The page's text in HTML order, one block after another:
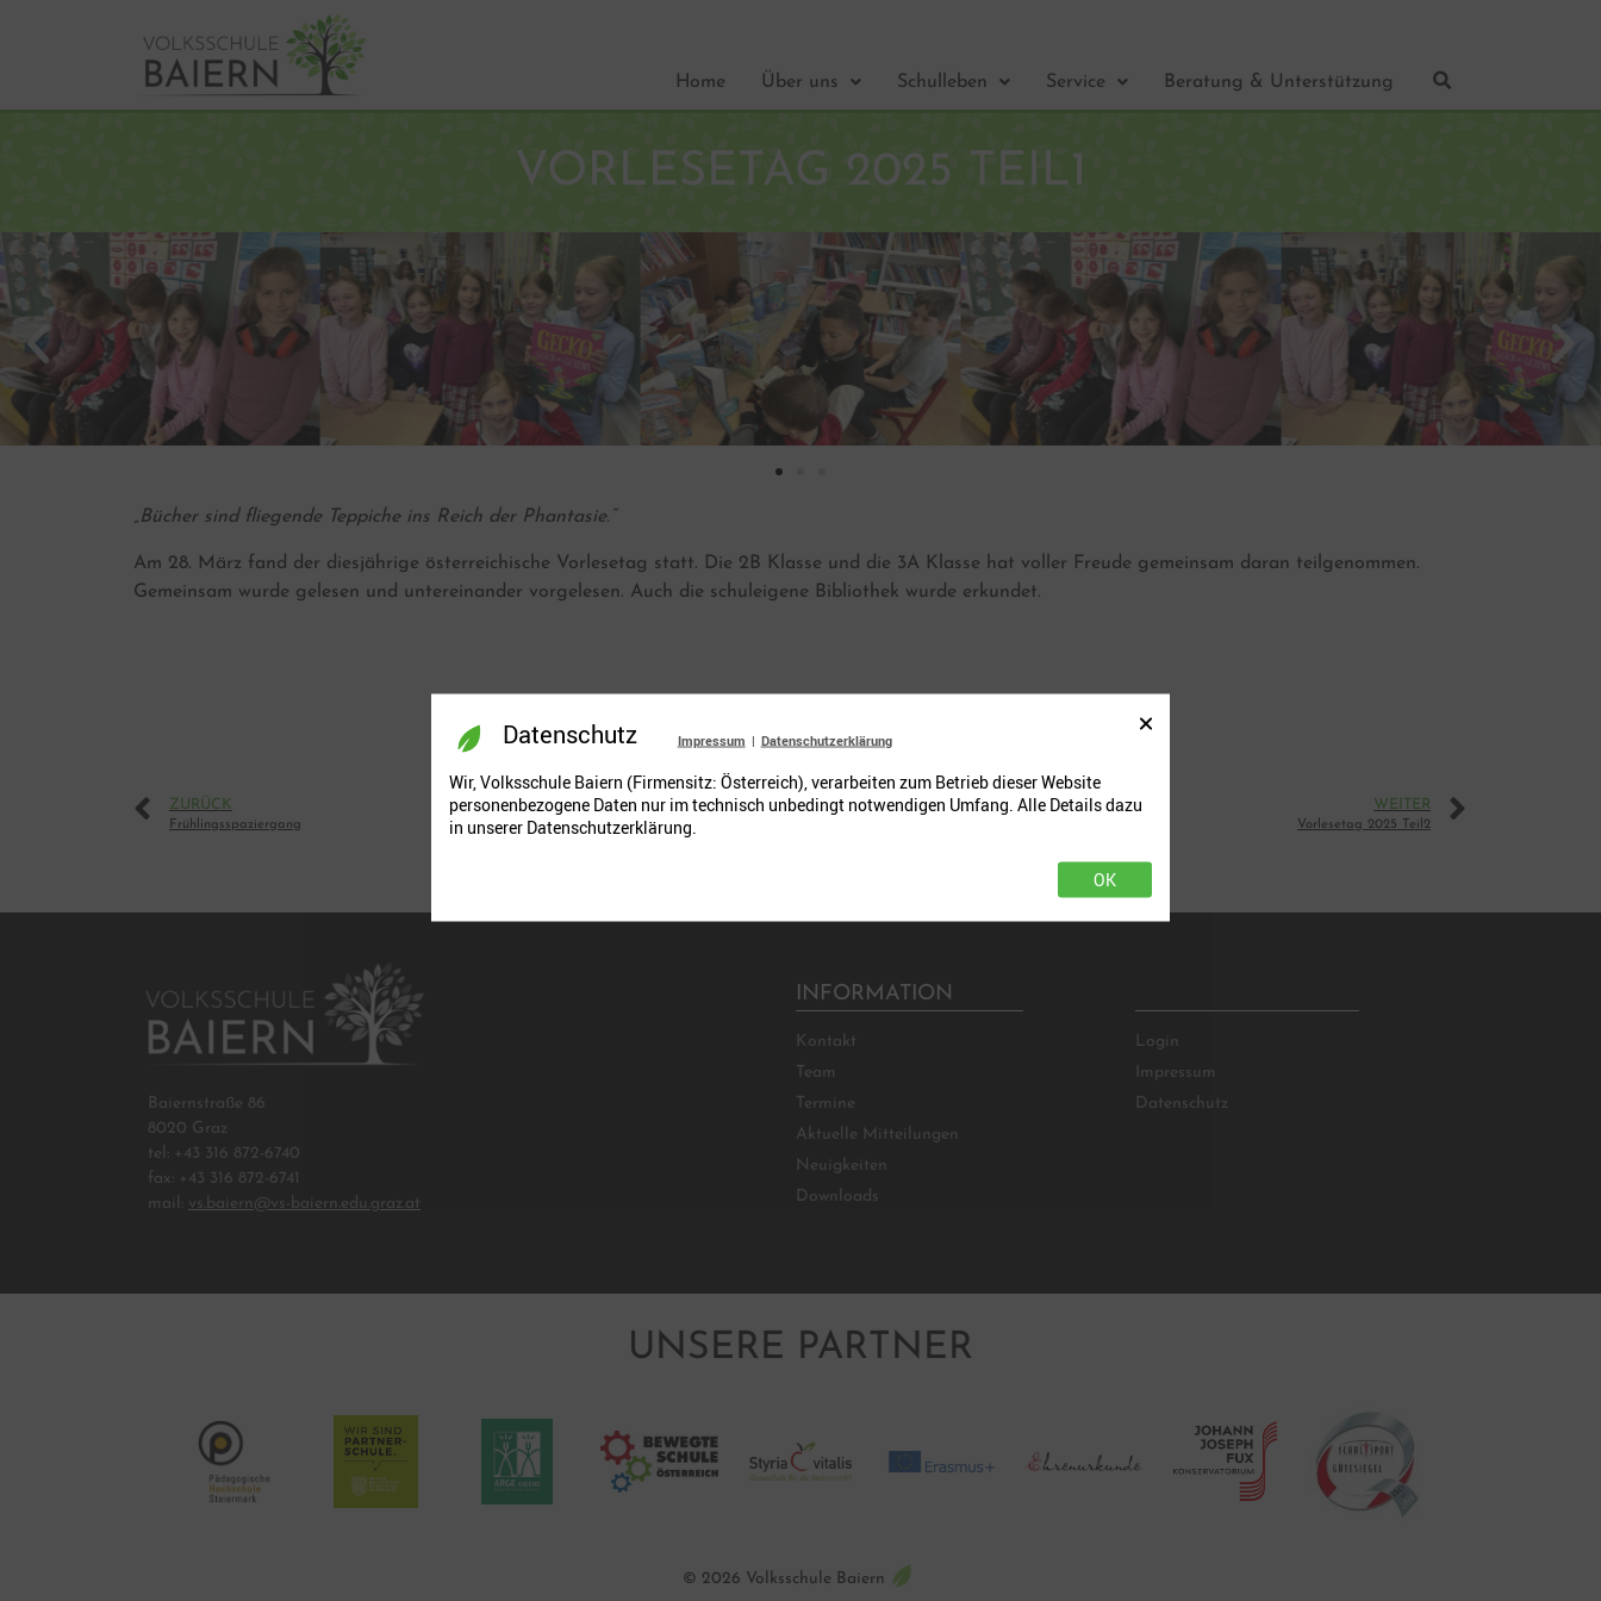
Home Über uns Schulleben Service Beratung & Unterstützung
VORLESETAG 2025 TEIL1
„Bücher sind fliegende Teppiche ins Reich der Phantasie.“
Am 28. März fand der diesjährige österreichische Vorlesetag statt. Die 2B Klasse und die 3A Klasse hat voller Freude gemeinsam daran teilgenommen.
Gemeinsam wurde gelesen und untereinander vorgelesen. Auch die schuleigene Bibliothek wurde erkundet.
ZURÜCK
Frühlingsspaziergang
WEITER
Vorlesetag 2025 Teil2
Baiernstraße 86
8020 Graz
tel: +43 316 872-6740
fax: +43 316 872-6741
mail: vs.baiern@vs-baiern.edu.graz.at
INFORMATION
Kontakt
Team
Termine
Aktuelle Mitteilungen
Neuigkeiten
Downloads
Login
Impressum
Datenschutz
UNSERE PARTNER
© 2026 Volksschule Baiern
Datenschutz Impressum | Datenschutzerklärung
Wir, Volksschule Baiern (Firmensitz: Österreich), verarbeiten zum Betrieb dieser Website
personenbezogene Daten nur im technisch unbedingt notwendigen Umfang. Alle Details dazu
in unserer Datenschutzerklärung.
OK